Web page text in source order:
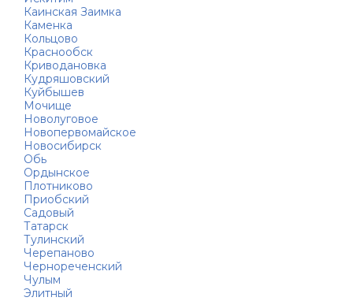
Каинская Заимка
Каменка
Кольцово
Краснообск
Криводановка
Кудряшовский
Куйбышев
Мочище
Новолуговое
Новопервомайское
Новосибирск
Обь
Ордынское
Плотниково
Приобский
Садовый
Татарск
Тулинский
Черепаново
Чернореченский
Чулым
Элитный